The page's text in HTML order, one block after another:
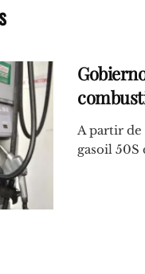
A partir de
gasoil 50S